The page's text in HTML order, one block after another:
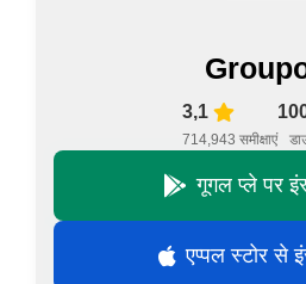
3,1
714,943 समीक्षाएं
गूगल प्ले पर
एप्पल स्टोर से